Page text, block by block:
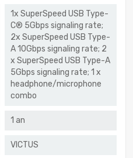
1x SuperSpeed USB Type-
C® 5Gbps signaling rate;
2x SuperSpeed USB Type-
A 10Gbps signaling rate; 2
x SuperSpeed USB Type-A
5Gbps signaling rate; 1 x
headphone/microphone
combo
1 an
VICTUS